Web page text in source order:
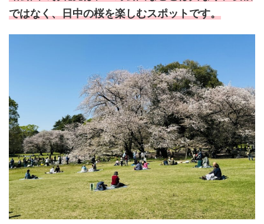
ではなく、日中の桜を楽しむスポットです。